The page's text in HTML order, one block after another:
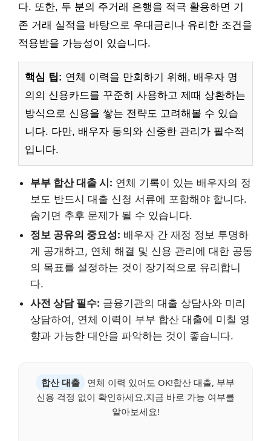
다. 또한, 두 분의 주거래 은행을 적극 활용하면 기
존 거래 실적을 바탕으로 우대금리나 유리한 조건을
적용받을 가능성이 있습니다.
핵심 팁: 연체 이력을 만회하기 위해, 배우자 명
의의 신용카드를 꾸준히 사용하고 제때 상환하는
방식으로 신용을 쌓는 전략도 고려해볼 수 있습
니다. 다만, 배우자 동의와 신중한 관리가 필수적
입니다.
부부 합산 대출 시: 연체 기록이 있는 배우자의 정
보도 반드시 대출 신청 서류에 포함해야 합니다.
숨기면 추후 문제가 될 수 있습니다.
정보 공유의 중요성: 배우자 간 재정 정보 투명하
게 공개하고, 연체 해결 및 신용 관리에 대한 공동
의 목표를 설정하는 것이 장기적으로 유리합니
다.
사전 상담 필수: 금융기관의 대출 상담사와 미리
상담하여, 연체 이력이 부부 합산 대출에 미칠 영
향과 가능한 대안을 파악하는 것이 좋습니다.
합산 대출
연체 이력 있어도 OK!합산 대출, 부부
신용 걱정 없이 확인하세요.지금 바로 가능 여부를
알아보세요!